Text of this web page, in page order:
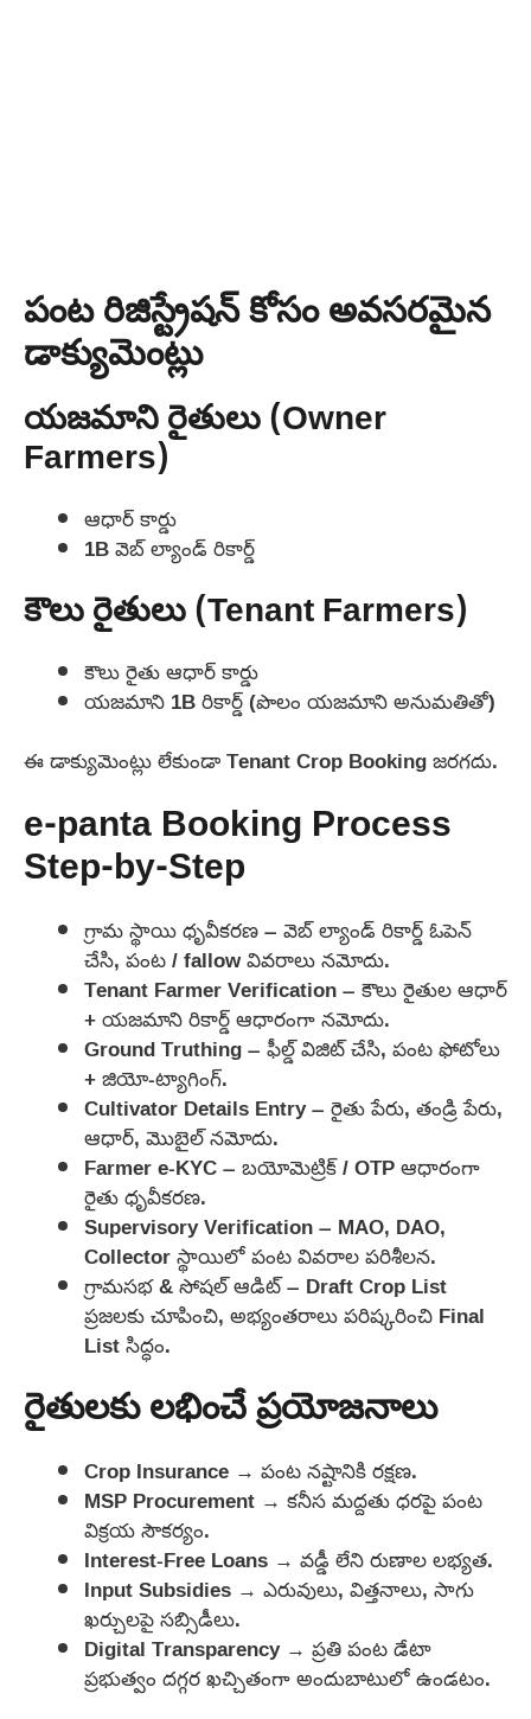
పంట రిజిస్ట్రేషన్ కోసం అవసరమైన
డాక్యుమెంట్లు
యజమాని రైతులు (Owner
Farmers)
ఆధార్ కార్డు
1B వెబ్ ల్యాండ్ రికార్డ్
కౌలు రైతులు (Tenant Farmers)
కౌలు రైతు ఆధార్ కార్డు
యజమాని 1B రికార్డ్ (పొలం యజమాని అనుమతితో)
ఈ డాక్యుమెంట్లు లేకుండా Tenant Crop Booking జరగదు.
e-panta Booking Process
Step-by-Step
గ్రామ స్థాయి ధృవీకరణ – వెబ్ ల్యాండ్ రికార్డ్ ఓపెన్
చేసి, పంట / fallow వివరాలు నమోదు.
Tenant Farmer Verification – కౌలు రైతుల ఆధార్
+ యజమాని రికార్డ్ ఆధారంగా నమోదు.
Ground Truthing – ఫీల్డ్ విజిట్ చేసి, పంట ఫోటోలు
+ జియో-ట్యాగింగ్.
Cultivator Details Entry – రైతు పేరు, తండ్రి పేరు,
ఆధార్, మొబైల్ నమోదు.
Farmer e-KYC – బయోమెట్రిక్ / OTP ఆధారంగా
రైతు ధృవీకరణ.
Supervisory Verification – MAO, DAO,
Collector స్థాయిలో పంట వివరాల పరిశీలన.
గ్రామసభ & సోషల్ ఆడిట్ – Draft Crop List
ప్రజలకు చూపించి, అభ్యంతరాలు పరిష్కరించి Final
List సిద్ధం.
రైతులకు లభించే ప్రయోజనాలు
Crop Insurance → పంట నష్టానికి రక్షణ.
MSP Procurement → కనీస మద్దతు ధరపై పంట
విక్రయ సౌకర్యం.
Interest-Free Loans → వడ్డీ లేని రుణాల లభ్యత.
Input Subsidies → ఎరువులు, విత్తనాలు, సాగు
ఖర్చులపై సబ్సిడీలు.
Digital Transparency → ప్రతి పంట డేటా
ప్రభుత్వం దగ్గర ఖచ్చితంగా అందుబాటులో ఉండటం.